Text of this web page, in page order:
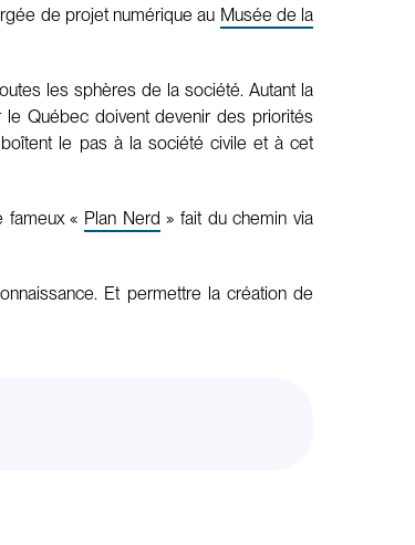
de projet numérique au Musée de la
les sphères de la société. Autant la
le Québec doivent devenir des priorités
le pas à la société civile et à cet
fameux « Plan Nerd » fait du chemin via
Et permettre la création de